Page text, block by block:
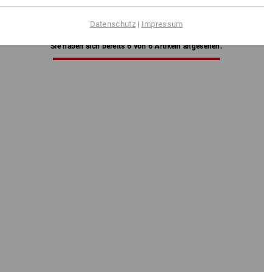
6 Stück 1 Variante
Sie haben sich bereits 6 von 6 Artikeln angesehen.
Datenschutz| Impressum